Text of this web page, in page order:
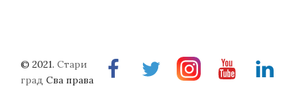
FacebookTwitterInstragramYoutubeLinkedin
© 2021. Стари
град Сва права